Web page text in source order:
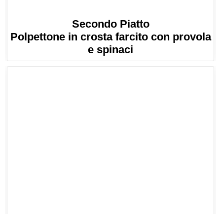
Secondo Piatto
Polpettone in crosta farcito con provola
e spinaci